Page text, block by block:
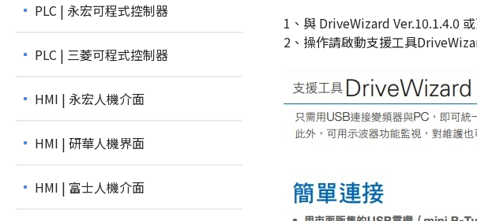
PLC | 永宏可程式控制器
PLC | 三菱可程式控制器
HMI | 永宏人機介面
HMI | 研華人機界面
HMI | 富士人機介面
1、與 DriveWizard Ver.10.1.4.0
2、操作請啟動支援工具